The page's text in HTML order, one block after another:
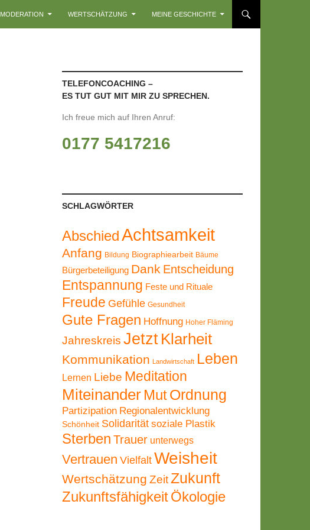
MODERATION WERTSCHÄTZUNG MEINE GESCHICHTE
TELEFONCOACHING –
ES TUT GUT MIT MIR ZU SPRECHEN.
Ich freue mich auf Ihren Anruf:
0177 5417216
SCHLAGWÖRTER
AbschiedAchtsamkeit
Anfang Bildung Biographiearbeit Bäume
Bürgerbeteiligung Dank Entscheidung
Entspannung Feste und Rituale
Freude Gefühle Gesundheit
Gute Fragen Hoffnung Hoher Fläming
Jahreskreis Jetzt Klarheit
Kommunikation Landwirtschaft Leben
Lernen Liebe Meditation
Miteinander MutOrdnung
Partizipation Regionalentwicklung
Schönheit Solidarität soziale Plastik
Sterben Trauer unterwegs
Vertrauen Vielfalt Weisheit
Wertschätzung ZeitZukunft
ZukunftsfähigkeitÖkologie